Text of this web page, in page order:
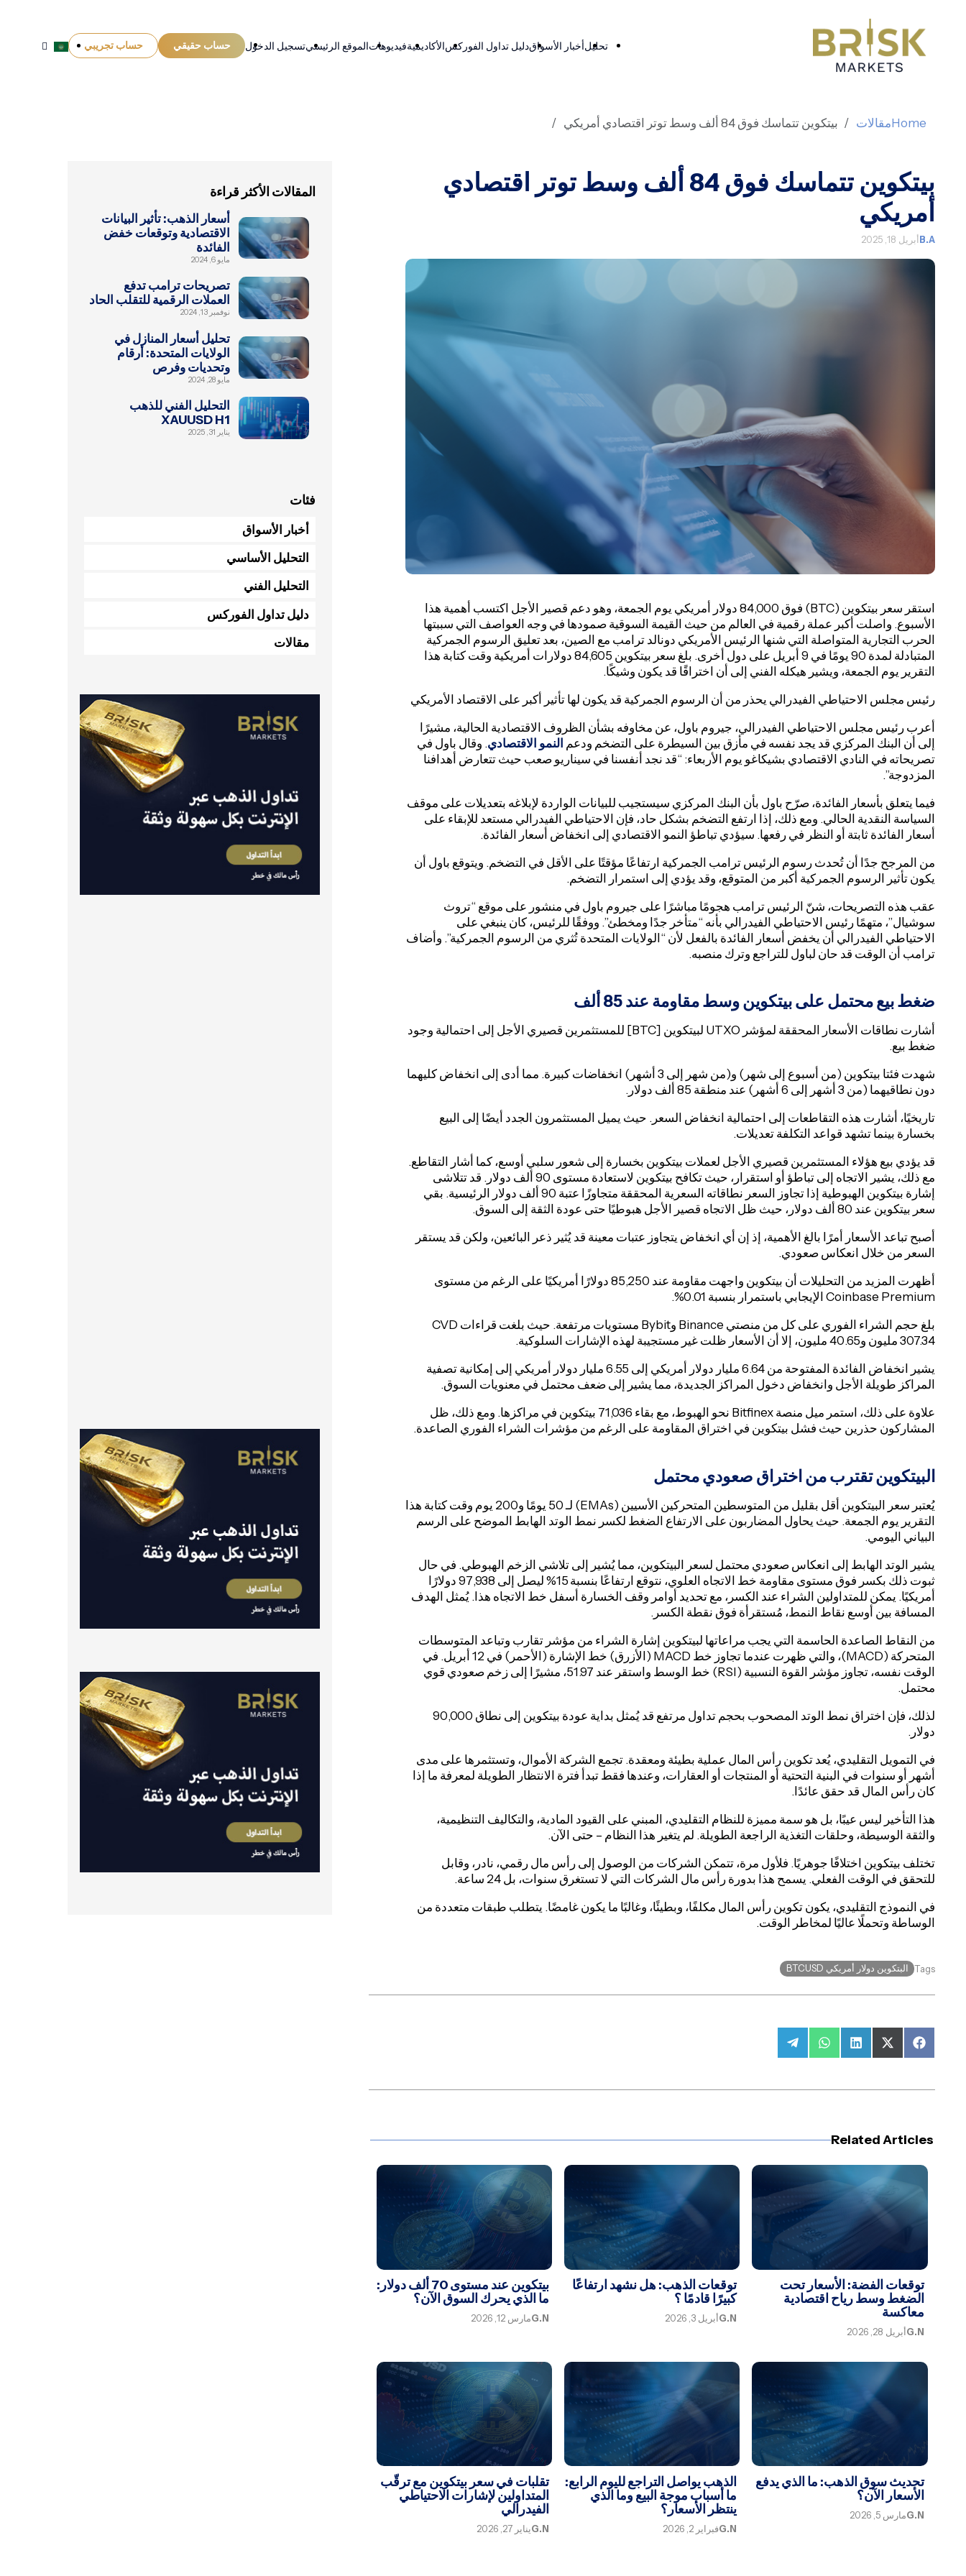
تحليلأخبار الأسواقدليل تداول الفوركسالأكاديميةفيديوهاتالموقع الرئيسيتسجيل الدخول حساب حقيقي حساب تجريبي
Homeمقالات بيتكوين تتماسك فوق 84 ألف وسط توتر اقتصادي أمريكي
بيتكوين تتماسك فوق 84 ألف وسط توتر اقتصادي
أمريكي
B.A أبريل 18, 2025
استقر سعر بيتكوين (BTC) فوق 84,000 دولار أمريكي يوم الجمعة، وهو دعم قصير الأجل اكتسب أهمية هذا
الأسبوع. واصلت أكبر عملة رقمية في العالم من حيث القيمة السوقية صمودها في وجه العواصف التي سببتها
الحرب التجارية المتواصلة التي شنها الرئيس الأمريكي دونالد ترامب مع الصين، بعد تعليق الرسوم الجمركية
المتبادلة لمدة 90 يومًا في 9 أبريل على دول أخرى. بلغ سعر بيتكوين 84,605 ​​دولارات أمريكية وقت كتابة هذا
التقرير يوم الجمعة، ويشير هيكله الفني إلى أن اختراقًا قد يكون وشيكًا.
رئيس مجلس الاحتياطي الفيدرالي يحذر من أن الرسوم الجمركية قد يكون لها تأثير أكبر على الاقتصاد الأمريكي
أعرب رئيس مجلس الاحتياطي الفيدرالي، جيروم باول، عن مخاوفه بشأن الظروف الاقتصادية الحالية، مشيرًا
إلى أن البنك المركزي قد يجد نفسه في مأزق بين السيطرة على التضخم ودعم النمو الاقتصادي. وقال باول في
تصريحاته في النادي الاقتصادي بشيكاغو يوم الأربعاء: “قد نجد أنفسنا في سيناريو صعب حيث تتعارض أهدافنا
المزدوجة”.
فيما يتعلق بأسعار الفائدة، صرّح باول بأن البنك المركزي سيستجيب للبيانات الواردة لإبلاغه بتعديلات على موقف
السياسة النقدية الحالي. ومع ذلك، إذا ارتفع التضخم بشكل حاد، فإن الاحتياطي الفيدرالي مستعد للإبقاء على
أسعار الفائدة ثابتة أو النظر في رفعها. سيؤدي تباطؤ النمو الاقتصادي إلى انخفاض أسعار الفائدة.
من المرجح جدًا أن تُحدث رسوم الرئيس ترامب الجمركية ارتفاعًا مؤقتًا على الأقل في التضخم. ويتوقع باول أن
يكون تأثير الرسوم الجمركية أكبر من المتوقع، وقد يؤدي إلى استمرار التضخم.
عقب هذه التصريحات، شنّ الرئيس ترامب هجومًا مباشرًا على جيروم باول في منشور على موقع “تروث
سوشيال”، متهمًا رئيس الاحتياطي الفيدرالي بأنه “متأخر جدًا ومخطئ”. ووفقًا للرئيس، كان ينبغي على
الاحتياطي الفيدرالي أن يخفض أسعار الفائدة بالفعل لأن “الولايات المتحدة تُثري من الرسوم الجمركية”. وأضاف
ترامب أن الوقت قد حان لباول للتراجع وترك منصبه.
ضغط بيع محتمل على بيتكوين وسط مقاومة عند 85 ألف
أشارت نطاقات الأسعار المحققة لمؤشر UTXO لبيتكوين [BTC] للمستثمرين قصيري الأجل إلى احتمالية وجود
ضغط بيع.
شهدت فئتا بيتكوين (من أسبوع إلى شهر) و(من شهر إلى 3 أشهر) انخفاضات كبيرة. مما أدى إلى انخفاض كليهما
دون نطاقيهما (من 3 أشهر إلى 6 أشهر) عند منطقة 85 ألف دولار.
تاريخيًا، أشارت هذه التقاطعات إلى احتمالية انخفاض السعر. حيث يميل المستثمرون الجدد أيضًا إلى البيع
بخسارة بينما تشهد قواعد التكلفة تعديلات.
قد يؤدي بيع هؤلاء المستثمرين قصيري الأجل لعملات بيتكوين بخسارة إلى شعور سلبي أوسع، كما أشار التقاطع.
مع ذلك، يشير الاتجاه إلى تباطؤ أو استقرار، حيث تكافح بيتكوين لاستعادة مستوى 90 ألف دولار. قد تتلاشى
إشارة بيتكوين الهبوطية إذا تجاوز السعر نطاقاته السعرية المحققة متجاوزًا عتبة 90 ألف دولار الرئيسية. بقي
سعر بيتكوين عند 80 ألف دولار، حيث ظل الاتجاه قصير الأجل هبوطيًا حتى عودة الثقة إلى السوق.
أصبح تباعد الأسعار أمرًا بالغ الأهمية، إذ إن أي انخفاض يتجاوز عتبات معينة قد يُثير ذعر البائعين، ولكن قد يستقر
السعر من خلال انعكاس صعودي.
أظهرت المزيد من التحليلات أن بيتكوين واجهت مقاومة عند 85,250 دولارًا أمريكيًا على الرغم من مستوى
Coinbase Premium الإيجابي باستمرار بنسبة 0.01%.
بلغ حجم الشراء الفوري على كل من منصتي Binance وBybit مستويات مرتفعة. حيث بلغت قراءات CVD
307.34 مليون و40.65 مليون، إلا أن الأسعار ظلت غير مستجيبة لهذه الإشارات السلوكية.
يشير انخفاض الفائدة المفتوحة من 6.64 مليار دولار أمريكي إلى 6.55 مليار دولار أمريكي إلى إمكانية تصفية
المراكز طويلة الأجل وانخفاض دخول المراكز الجديدة، مما يشير إلى ضعف محتمل في معنويات السوق.
علاوة على ذلك، استمر ميل منصة Bitfinex نحو الهبوط، مع بقاء 71,036 بيتكوين في مراكزها. ومع ذلك، ظل
المشاركون حذرين حيث فشل بيتكوين في اختراق المقاومة على الرغم من مؤشرات الشراء الفوري الصاعدة.
البيتكوين تقترب من اختراق صعودي محتمل
يُعتبر سعر البيتكوين أقل بقليل من المتوسطين المتحركين الأسيين (EMAs) لـ 50 يومًا و200 يوم وقت كتابة هذا
التقرير يوم الجمعة. حيث يحاول المضاربون على الارتفاع الضغط لكسر نمط الوتد الهابط الموضح على الرسم
البياني اليومي.
يشير الوتد الهابط إلى انعكاس صعودي محتمل لسعر البيتكوين، مما يُشير إلى تلاشي الزخم الهبوطي. في حال
ثبوت ذلك بكسر فوق مستوى مقاومة خط الاتجاه العلوي، نتوقع ارتفاعًا بنسبة 15% ليصل إلى 97,938 دولارًا
أمريكيًا. يمكن للمتداولين الشراء عند الكسر، مع تحديد أوامر وقف الخسارة أسفل خط الاتجاه هذا. يُمثل الهدف
المسافة بين أوسع نقاط النمط، مُستقرأة فوق نقطة الكسر.
من النقاط الصاعدة الحاسمة التي يجب مراعاتها لبيتكوين إشارة الشراء من مؤشر تقارب وتباعد المتوسطات
المتحركة (MACD)، والتي ظهرت عندما تجاوز خط MACD (الأزرق) خط الإشارة (الأحمر) في 12 أبريل. في
الوقت نفسه، تجاوز مؤشر القوة النسبية (RSI) خط الوسط واستقر عند 51.97، مشيرًا إلى زخم صعودي قوي
محتمل.
لذلك، فإن اختراق نمط الوتد المصحوب بحجم تداول مرتفع قد يُمثل بداية عودة بيتكوين إلى نطاق 90,000
دولار.
في التمويل التقليدي، يُعد تكوين رأس المال عملية بطيئة ومعقدة. تجمع الشركة الأموال، وتستثمرها على مدى
أشهر أو سنوات في البنية التحتية أو المنتجات أو العقارات، وعندها فقط تبدأ فترة الانتظار الطويلة لمعرفة ما إذا
كان رأس المال قد حقق عائدًا.
هذا التأخير ليس عيبًا، بل هو سمة مميزة للنظام التقليدي، المبني على القيود المادية، والتكاليف التنظيمية،
والثقة الوسيطة، وحلقات التغذية الراجعة الطويلة. لم يتغير هذا النظام – حتى الآن.
تختلف بيتكوين اختلافًا جوهريًا. فلأول مرة، تتمكن الشركات من الوصول إلى رأس مال رقمي، نادر، وقابل
للتحقق في الوقت الفعلي. يسمح هذا بدورة رأس مال الشركات التي لا تستغرق سنوات، بل 24 ساعة.
في النموذج التقليدي، يكون تكوين رأس المال مكلفًا، وبطيئًا، وغالبًا ما يكون غامضًا. يتطلب طبقات متعددة من
الوساطة وتحملًا عاليًا لمخاطر الوقت.
Tags البتكوين دولار أمريكي BTCUSD
Share
on
Share
on
Share
on
Share
on
Share
on
Related Articles
توقعات الفضة: الأسعار تحت
الضغط وسط رياح اقتصادية
معاكسة
G.Nأبريل 28, 2026
توقعات الذهب: هل نشهد ارتفاعًا
كبيرًا قادمًا ؟
G.Nأبريل 3, 2026
بيتكوين عند مستوى 70 ألف دولار:
ما الذي يحرك السوق الآن؟
G.Nمارس 12, 2026
تحديث سوق الذهب: ما الذي يدفع
الأسعار الآن؟
G.Nمارس 5, 2026
الذهب يواصل التراجع لليوم الرابع:
ما أسباب موجة البيع وما الذي
ينتظر الأسعار؟
G.Nفبراير 2, 2026
تقلبات في سعر بيتكوين مع ترقّب
المتداولين لإشارات الاحتياطي
الفيدرالي
G.Nيناير 27, 2026
المقالات الأكثر قراءة
أسعار الذهب: تأثير البيانات
الاقتصادية وتوقعات خفض
الفائدة
مايو 6, 2024
تصريحات ترامب تدفع
العملات الرقمية للتقلب الحاد
نوفمبر 13, 2024
تحليل أسعار المنازل في
الولايات المتحدة: أرقام
وتحديات وفرص
مايو 28, 2024
التحليل الفني للذهب
XAUUSD H1
يناير 31, 2025
فئات
أخبار الأسواق
التحليل الأساسي
التحليل الفني
دليل تداول الفوركس
مقالات